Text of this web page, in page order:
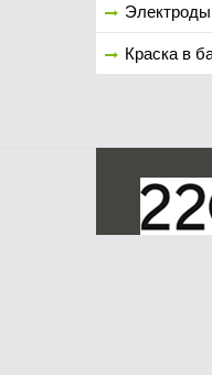
Электроды
Краска в